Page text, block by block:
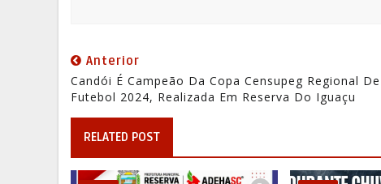
Anterior
Candói É Campeão Da Copa Censupeg Regional De
Futebol 2024, Realizada Em Reserva Do Iguaçu
RELATED POST